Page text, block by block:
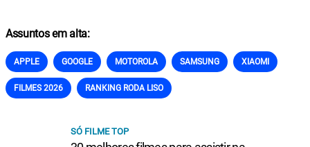
Assuntos em alta:
APPLE GOOGLE MOTOROLA SAMSUNG XIAOMI
FILMES 2026 RANKING RODA LISO
SÓ FILME TOP